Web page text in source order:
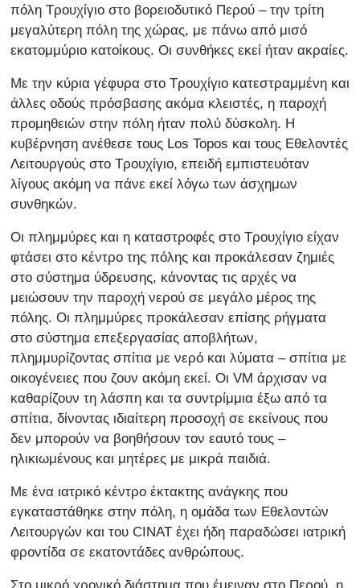
πόλη Τρουχίγιο στο βορειοδυτικό Περού – την τρίτη
μεγαλύτερη πόλη της χώρας, με πάνω από μισό
εκατομμύριο κατοίκους. Οι συνθήκες εκεί ήταν ακραίες.
Με την κύρια γέφυρα στο Τρουχίγιο κατεστραμμένη και
άλλες οδούς πρόσβασης ακόμα κλειστές, η παροχή
προμηθειών στην πόλη ήταν πολύ δύσκολη. Η
κυβέρνηση ανέθεσε τους Los Topos και τους Εθελοντές
Λειτουργούς στο Τρουχίγιο, επειδή εμπιστευόταν
λίγους ακόμη να πάνε εκεί λόγω των άσχημων
συνθηκών.
Οι πλημμύρες και η καταστροφές στο Τρουχίγιο είχαν
φτάσει στο κέντρο της πόλης και προκάλεσαν ζημιές
στο σύστημα ύδρευσης, κάνοντας τις αρχές να
μειώσουν την παροχή νερού σε μεγάλο μέρος της
πόλης. Οι πλημμύρες προκάλεσαν επίσης ρήγματα
στο σύστημα επεξεργασίας αποβλήτων,
πλημμυρίζοντας σπίτια με νερό και λύματα – σπίτια με
οικογένειες που ζουν ακόμη εκεί. Οι VM άρχισαν να
καθαρίζουν τη λάσπη και τα συντρίμμια έξω από τα
σπίτια, δίνοντας ιδιαίτερη προσοχή σε εκείνους που
δεν μπορούν να βοηθήσουν τον εαυτό τους –
ηλικιωμένους και μητέρες με μικρά παιδιά.
Με ένα ιατρικό κέντρο έκτακτης ανάγκης που
εγκαταστάθηκε στην πόλη, η ομάδα των Εθελοντών
Λειτουργών και του CINAT έχει ήδη παραδώσει ιατρική
φροντίδα σε εκατοντάδες ανθρώπους.
Στο μικρό χρονικό διάστημα που έμειναν στο Περού, η